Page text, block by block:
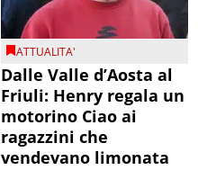
ATTUALITA'
Dalle Valle d’Aosta al
Friuli: Henry regala un
motorino Ciao ai
ragazzini che
vendevano limonata